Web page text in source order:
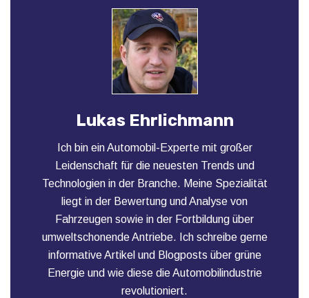
Lukas Ehrlichmann
Ich bin ein Automobil-Experte mit großer
Leidenschaft für die neuesten Trends und
Technologien in der Branche. Meine Spezialität
liegt in der Bewertung und Analyse von
Fahrzeugen sowie in der Fortbildung über
umweltschonende Antriebe. Ich schreibe gerne
informative Artikel und Blogposts über grüne
Energie und wie diese die Automobilindustrie
revolutioniert.